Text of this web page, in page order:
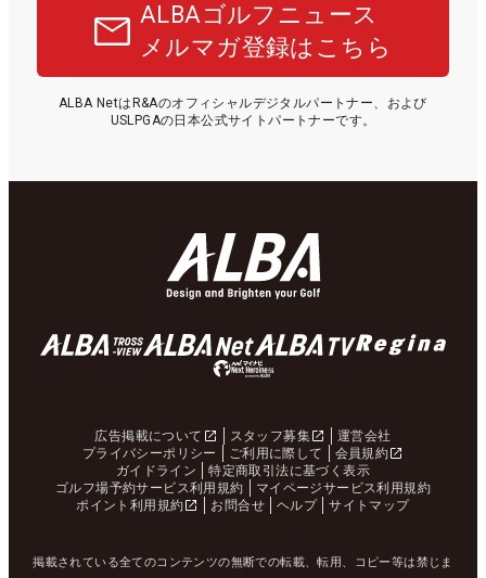
ALBAゴルフニュース
メルマガ登録はこちら
ALBA NetはR&Aのオフィシャルデジタルパートナー、および
USLPGAの日本公式サイトパートナーです。
広告掲載について スタッフ募集
運営会社
プライバシーポリシー
ご利用に際して
会員規約
ガイドライン
特定商取引法に基づく表示
ゴルフ場予約サービス利用規約
マイページサービス利用規約
ポイント利用規約
お問合せ ヘルプ サイトマップ
掲載されている全てのコンテンツの無断での転載、転用、コピー等は禁じま